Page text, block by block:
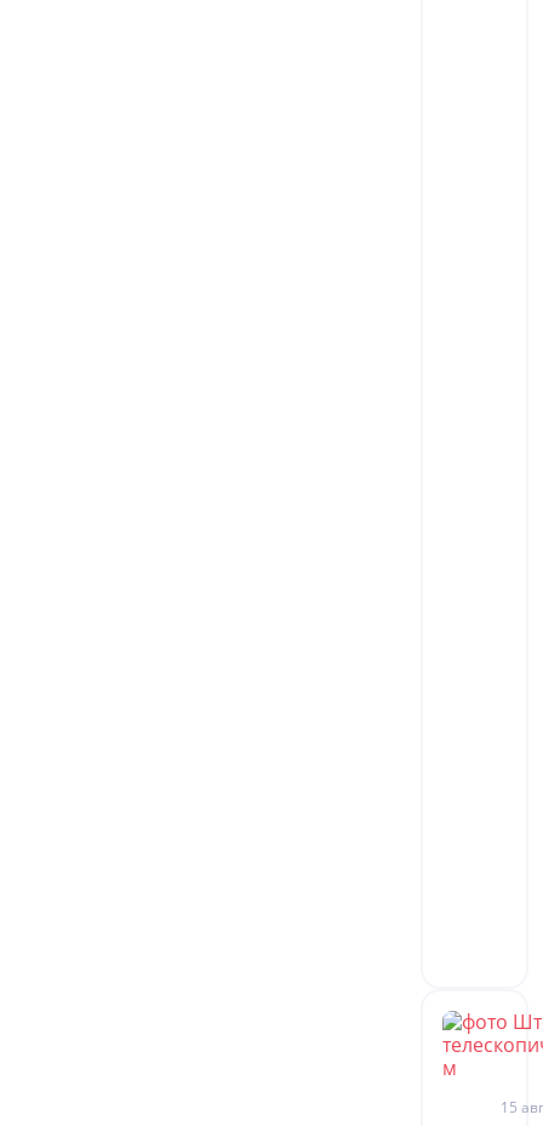
15